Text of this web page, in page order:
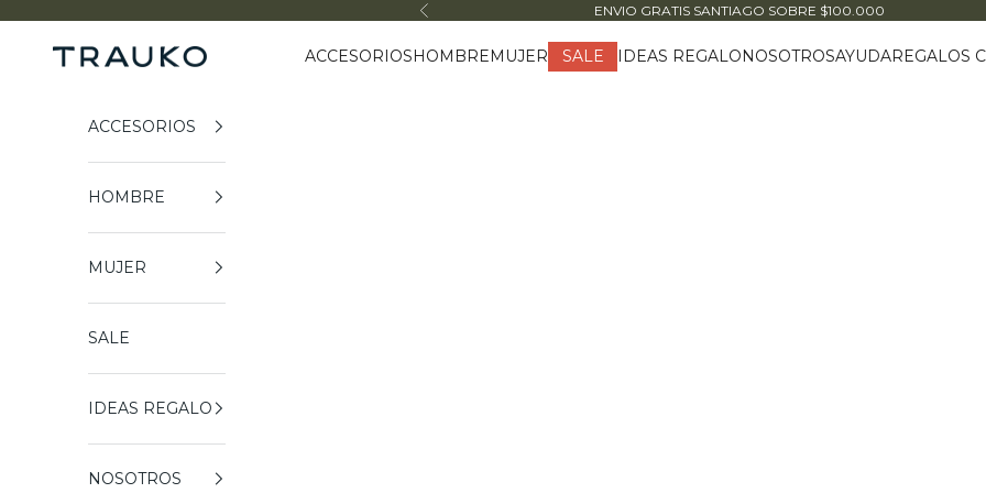
Anterior ENVIO GRATIS SANTIAGO SOBRE $100.000
Trauko ACCESORIOSHOMBREMUJER SALE IDEAS REGALONOSOTROSAYUDAREGALOS
ACCESORIOS
HOMBRE
MUJER
SALE
IDEAS REGALO
NOSOTROS